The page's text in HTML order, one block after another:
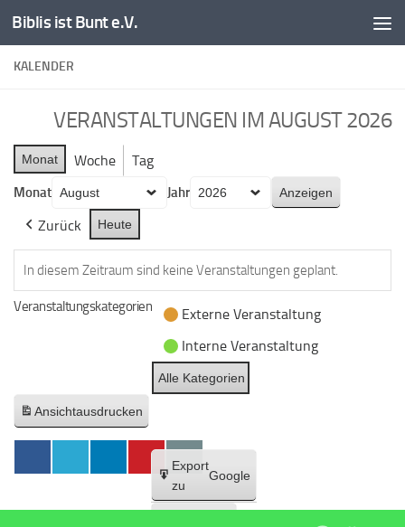
Zum Inhalt springen
Biblis ist Bunt e.V.
KALENDER
VERANSTALTUNGEN IM AUGUST 2026
Monat Woche Tag
Monat Jahr
Zurück Heute
In diesem Zeitraum sind keine Veranstaltungen geplant.
Veranstaltungskategorien
Externe Veranstaltung
Interne Veranstaltung
Alle Kategorien
Ansichtausdrucken
Export
zu
Google